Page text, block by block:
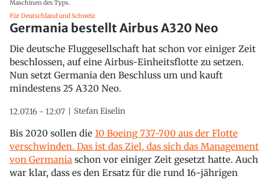
Maschinen des Typs.
Für Deutschland und Schweiz
Germania bestellt Airbus A320 Neo
Die deutsche Fluggesellschaft hat schon vor einiger Zeit
beschlossen, auf eine Airbus-Einheitsflotte zu setzen.
Nun setzt Germania den Beschluss um und kauft
mindestens 25 A320 Neo.
12.07.16 - 12:07 Stefan Eiselin
Bis 2020 sollen die 10 Boeing 737-700 aus der Flotte
verschwinden. Das ist das Ziel, das sich das Management
von Germania schon vor einiger Zeit gesetzt hatte. Auch
war klar, dass es den Ersatz für die rund 16-jährigen